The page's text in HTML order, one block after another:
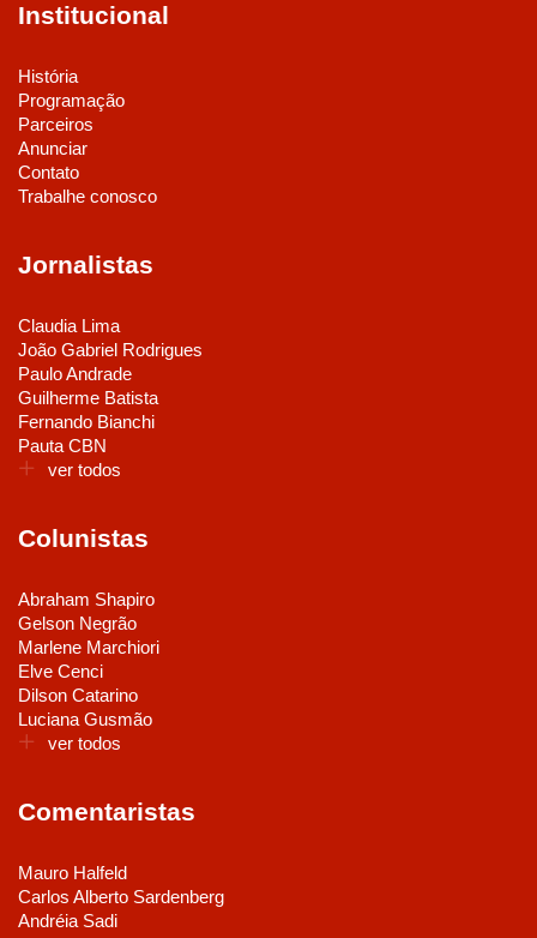
Institucional
História
Programação
Parceiros
Anunciar
Contato
Trabalhe conosco
Jornalistas
Claudia Lima
João Gabriel Rodrigues
Paulo Andrade
Guilherme Batista
Fernando Bianchi
Pauta CBN
ver todos
Colunistas
Abraham Shapiro
Gelson Negrão
Marlene Marchiori
Elve Cenci
Dilson Catarino
Luciana Gusmão
ver todos
Comentaristas
Mauro Halfeld
Carlos Alberto Sardenberg
Andréia Sadi